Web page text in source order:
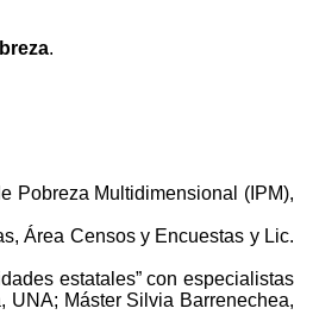
.
Pobreza Multidimensional (IPM),
Área Censos y Encuestas y Lic.
estatales” con especialistas
UNA; Máster Silvia Barrenechea,